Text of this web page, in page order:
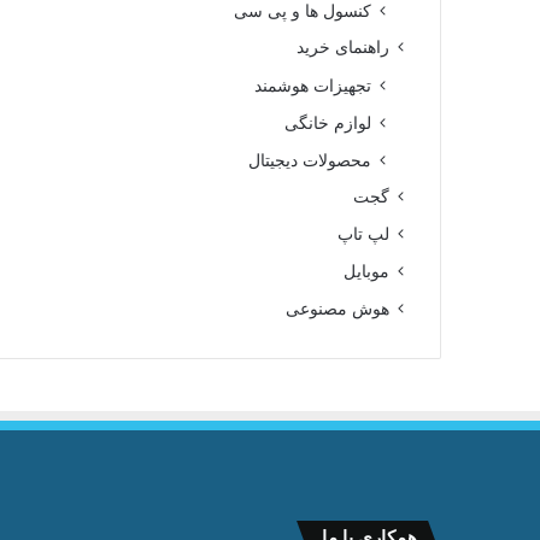
کنسول ها و پی سی
راهنمای خرید
تجهیزات هوشمند
لوازم خانگی
محصولات دیجیتال
گجت
لپ تاپ
موبایل
هوش مصنوعی